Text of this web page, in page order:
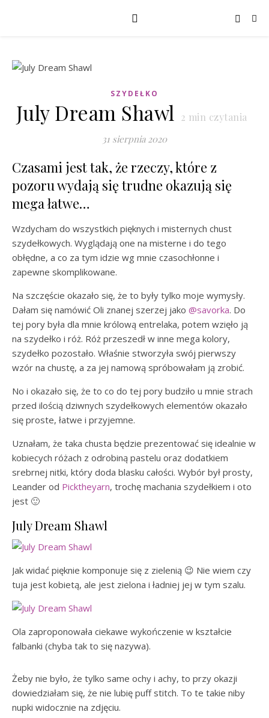
SZYDEŁKO
July Dream Shawl 2 min czytania
31 sierpnia 2020
Czasami jest tak, że rzeczy, które z
pozoru wydają się trudne okazują się
mega łatwe…
Wzdycham do wszystkich pięknych i misternych chust
szydełkowych. Wyglądają one na misterne i do tego
obłędne, a co za tym idzie wg mnie czasochłonne i
zapewne skomplikowane.
Na szczęście okazało się, że to były tylko moje wymysły.
Dałam się namówić Oli znanej szerzej jako @savorka. Do
tej pory była dla mnie królową entrelaka, potem wzięło ją
na szydełko i róż. Róż przeszedł w inne mega kolory,
szydełko pozostało. Właśnie stworzyła swój pierwszy
wzór na chustę, a za jej namową spróbowałam ją zrobić.
No i okazało się, że to co do tej pory budziło u mnie strach
przed ilością dziwnych szydełkowych elementów okazało
się proste, łatwe i przyjemne.
Uznałam, że taka chusta będzie prezentować się idealnie w
kobiecych różach z odrobiną pastelu oraz dodatkiem
srebrnej nitki, który doda blasku całości. Wybór był prosty,
Leander od Picktheyarn, trochę machania szydełkiem i oto
jest 🙂
July Dream Shawl
Jak widać pięknie komponuje się z zielenią 😉 Nie wiem czy
tuja jest kobietą, ale jest zielona i ładniej jej w tym szalu.
Ola zaproponowała ciekawe wykończenie w kształcie
falbanki (chyba tak to się nazywa).
Żeby nie było, że tylko same ochy i achy, to przy okazji
dowiedziałam się, że nie lubię puff stitch. To te takie niby
nupki widocznie na zdjęciu.